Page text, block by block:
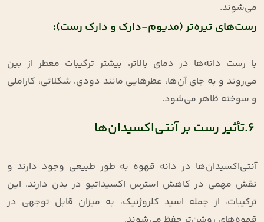
می‌شوند.
رست‌های تیره‌تر (مدیوم-دارک و دارک رست):
با رست دانه‌ها در دمای بالاتر، بیشتر ترکیبات معطر از بین
می‌روند و به جای آن‌ها، عطرهایی مانند دودی، شکلاتی، کاراملی
و سوخته ظاهر می‌شود.
آنتی‌اکسیدان‌ها در دانه قهوه به طور طبیعی وجود دارند و
نقش مهمی در کاهش استرس اکسیداتیو در بدن دارند. این
ترکیبات، از جمله اسید کلروژنیک، به میزان قابل توجهی در